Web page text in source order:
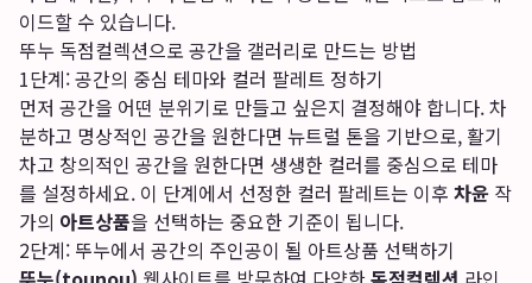
이드할 수 있습니다.
뚜누 독점컬렉션으로 공간을 갤러리로 만드는 방법
1단계: 공간의 중심 테마와 컬러 팔레트 정하기
먼저 공간을 어떤 분위기로 만들고 싶은지 결정해야 합니다. 차
분하고 명상적인 공간을 원한다면 뉴트럴 톤을 기반으로, 활기
차고 창의적인 공간을 원한다면 생생한 컬러를 중심으로 테마
를 설정하세요. 이 단계에서 선정한 컬러 팔레트는 이후 차윤 작
가의 아트상품을 선택하는 중요한 기준이 됩니다.
2단계: 뚜누에서 공간의 주인공이 될 아트상품 선택하기